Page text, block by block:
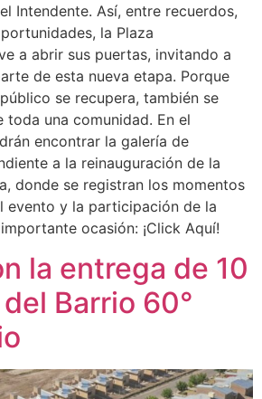
Intendente. Así, entre recuerdos,
la Plaza
a abrir sus puertas, invitando a
de esta nueva etapa. Porque
se recupera, también se
una comunidad. En el
encontrar la galería de
a la reinauguración de la
donde se registran los momentos
evento y la participación de la
ocasión: ¡Click Aquí!
la entrega de 10
Barrio 60°